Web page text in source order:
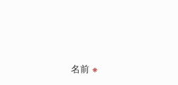
名前 ※